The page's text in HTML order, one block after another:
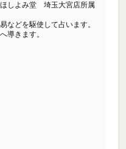
しよみ堂 埼玉大宮店所属
などを駆使して占います。
導きます。